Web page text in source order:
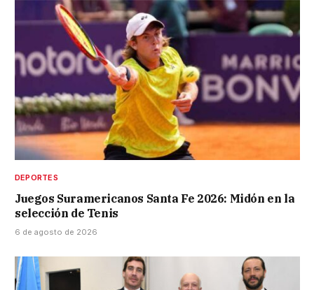
DEPORTES
Juegos Suramericanos Santa Fe 2026: Midón en la
selección de Tenis
6 de agosto de 2026